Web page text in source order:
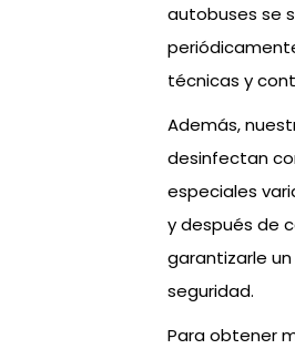
autobuses se
técnicas y
Además,
desinfectan
especiales
y después de
garantizarle
seguridad.
Para obtener